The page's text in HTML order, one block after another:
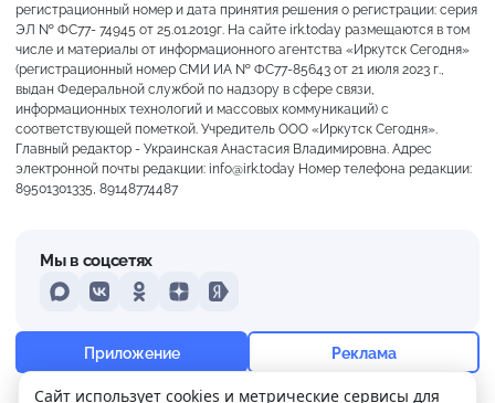
+21° Ощущается как +21
регистрационный номер и дата принятия решения о регистрации: серия
ЭЛ № ФС77- 74945 от 25.01.2019г. На сайте irk.today размещаются в том
числе и материалы от информационного агентства «Иркутск Сегодня»
(регистрационный номер СМИ ИА № ФС77-85643 от 21 июля 2023 г.,
выдан Федеральной службой по надзору в сфере связи,
информационных технологий и массовых коммуникаций) с
соответствующей пометкой. Учредитель ООО «Иркутск Сегодня».
Главный редактор - Украинская Анастасия Владимировна. Адрес
электронной почты редакции: info@irk.today Номер телефона редакции:
89501301335, 89148774487
Мы в соцсетях
MAXVKontakteOdnoklassniki
DzenYandex
Приложение Реклама
Сайт использует cookies и метрические сервисы для